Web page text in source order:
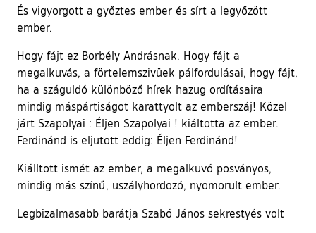
És vigyorgott a győztes ember és sírt a legyőzött
ember.
Hogy fájt ez Borbély Andrásnak. Hogy fájt a
megalkuvás, a förtelemszivüek pálfordulásai, hogy fájt,
ha a száguldó különböző hírek hazug ordításaira
mindig máspártiságot karattyolt az emberszáj! Közel
járt Szapolyai : Éljen Szapolyai ! kiáltotta az ember.
Ferdinánd is eljutott eddig: Éljen Ferdinánd!
Kiálltott ismét az ember, a megalkuvó posványos,
mindig más színű, uszályhordozó, nyomorult ember.
Legbizalmasabb barátja Szabó János sekrestyés volt